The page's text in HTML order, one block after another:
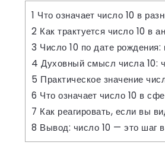
1 Что означает число 10 в
2 Как трактуется число 10 в
3 Число 10 по дате рождения:
4 Духовный смысл числа 10:
5 Практическое значение
6 Что означает число 10 в
7 Как реагировать, если вы
8 Вывод: число 10 — это шаг